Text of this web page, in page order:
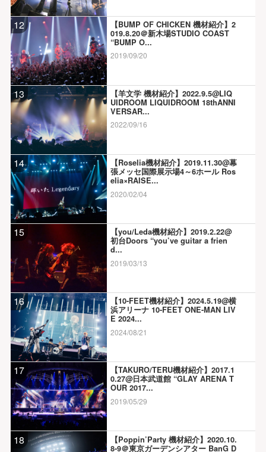
12
【BUMP OF CHICKEN 機材紹介】2
019.8.20＠新木場STUDIO COAST
“BUMP O...
2019/09/20
13
【羊文学 機材紹介】2022.9.5@LIQ
UIDROOM LIQUIDROOM 18thANNI
VERSAR...
2022/09/16
14
【Roselia機材紹介】2019.11.30@幕
張メッセ国際展示場4～6ホール Ros
elia×RAISE...
2020/02/04
15
【you/Leda機材紹介】2019.2.22@
初台Doors “you’ve guitar a frien
d...
2019/03/13
16
【10-FEET機材紹介】2024.5.19@横
浜アリーナ 10-FEET ONE-MAN LIV
E 2024...
2024/08/21
17
【TAKURO/TERU機材紹介】2017.1
0.27@日本武道館 “GLAY ARENA T
OUR 2017...
2019/05/29
18
【Poppin’Party 機材紹介】2020.10.
8-9＠東京ガーデンシアター BanG D